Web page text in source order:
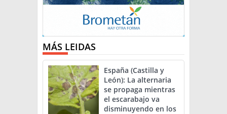
MÁS LEIDAS
España (Castilla y
León): La alternaria
se propaga mientras
el escarabajo va
disminuyendo en los